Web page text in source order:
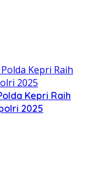
Kepri Raih
2025